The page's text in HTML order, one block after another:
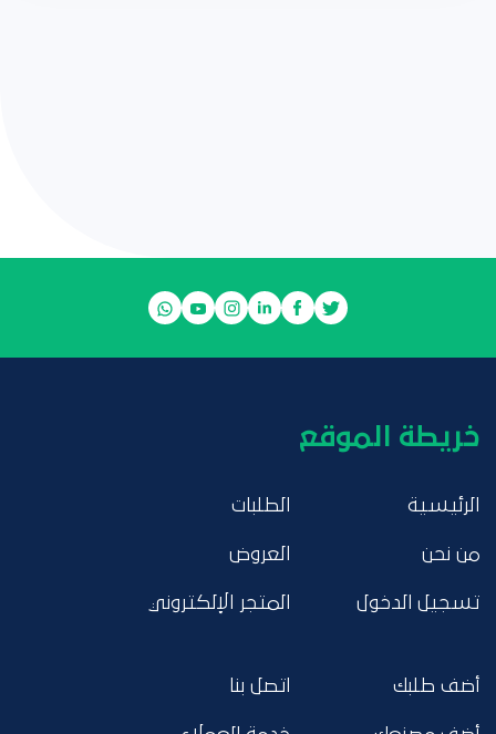
خريطة الموقع
الرئيسية
من نحن
تسجيل الدخول
الطلبات
العروض
المتجر الإلكتروني
أضف طلبك اتصل بنا